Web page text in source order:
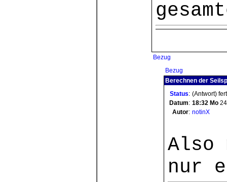
Bezug
Bezug
Berechnen der
Status: (Antwort)
Datum: 18:32 Mo
Autor: notinX
Also
nur